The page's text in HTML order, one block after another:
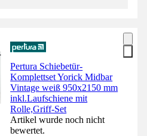
Pertura Schiebetür-
Komplettset Yorick Midbar
Vintage weiß 950x2150 mm
inkl.Laufschiene mit
Rolle,Griff-Set
Artikel wurde noch nicht
bewertet.